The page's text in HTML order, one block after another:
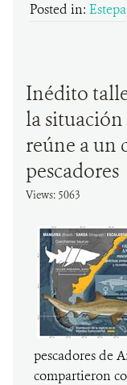
Posted in: Estepa
Inédito
la
reúne a un
pescadores
Views: 5063
pescadores de
compartieron